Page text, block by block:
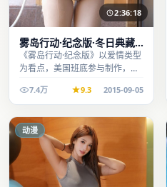
2:36:18
雾岛行动·纪念版·冬日典藏
系列温情叙事引人入胜
《雾岛行动·纪念版》以爱情类型
为看点，美国班底参与制作，叙
段观看。
7.4万 9.3 2015-09-05
动漫